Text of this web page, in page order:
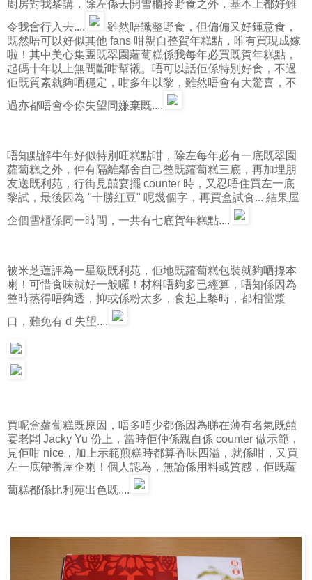
廚房對我黎講，除左係去開雪櫃拎野食之外，基本上都好難
令我會行入去....
雖然唔識整野食，但偏偏又好鍾意食，
既然唔可以好似其他 fans 咁親自整賀年糕點，唯有買現成嫁
啦！其中美心集團既翠園蘿蔔糕係我每年必買既賀年糕點，
起碼十年以上無間斷咁幫襯。唔可以話佢係特別好食，不過
佢既質素就夠哂穩定，咁多年以黎，雖然唔會有大驚喜，不
過亦都唔會令你失望同嫌棄既....
唔知點解牛年好似特別旺糕點咁，除左每年必有一底既翠園
蘿蔔糕之外，仲有隔離鄰舍自己整既蘿蔔糕三底，再加埋朋
友送既利苑，行街見囍宴擺 counter 時，又忍唔住買左一底
黎試，最後因為 "十勝紅豆" 呢幾個字，再買盒試食... 結果屋
企個雪櫃係同一時間，一共有七底賀年糕點....
被米芝蓮評為一星級既利苑，佢地既蘿蔔糕包裝就夠哂揼本
喇！可惜食味就好一般囉！材料唔夠多已經算，唔知係因為
整時蒸得唔夠透，抑或係粉太多，食起上黎時，都相當漿
口，難免有 d 失望....
買呢盒蘿蔔糕既原因，唔多唔少都係因為睇在薄有名氣既囍
宴老闆 Jacky Yu 份上，當時佢仲係親自係 counter 做示範，
見佢咁 nice，加上示範煎糕時都算香味四溢，就係咁，又買
左一底帶番屋企喇！個人認為，無論係用料或質感，佢既蘿
蔔糕都係比利苑出色既....